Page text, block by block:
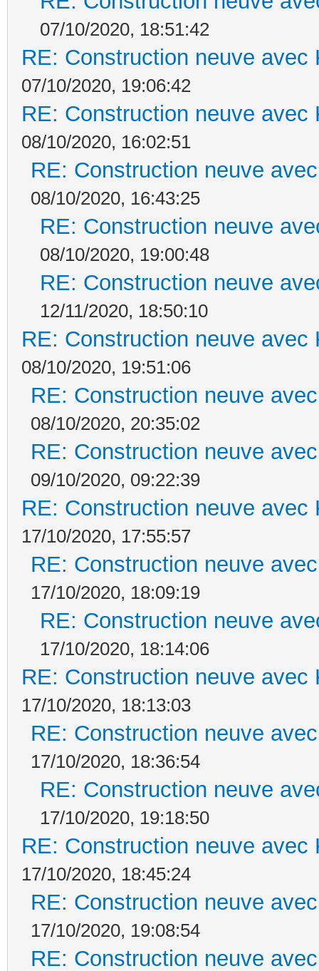
07/10/2020, 18:51:42
RE: Construction neuve avec
07/10/2020, 19:06:42
RE: Construction neuve avec
08/10/2020, 16:02:51
RE: Construction neuve
08/10/2020, 16:43:25
RE: Construction neuve
08/10/2020, 19:00:48
RE: Construction neuve
12/11/2020, 18:50:10
RE: Construction neuve avec
08/10/2020, 19:51:06
RE: Construction neuve
08/10/2020, 20:35:02
RE: Construction neuve
09/10/2020, 09:22:39
RE: Construction neuve avec
17/10/2020, 17:55:57
RE: Construction neuve
17/10/2020, 18:09:19
RE: Construction neuve
17/10/2020, 18:14:06
RE: Construction neuve avec
17/10/2020, 18:13:03
RE: Construction neuve
17/10/2020, 18:36:54
RE: Construction neuve
17/10/2020, 19:18:50
RE: Construction neuve avec
17/10/2020, 18:45:24
RE: Construction neuve
17/10/2020, 19:08:54
RE: Construction neuve